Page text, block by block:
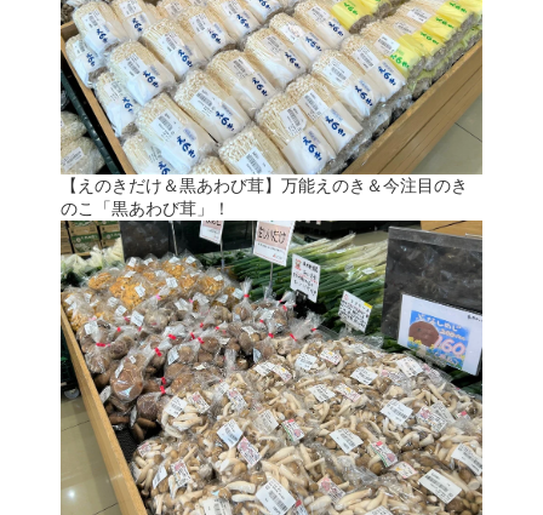
【えのきだけ＆黒あわび茸】万能えのき＆今注目のき
のこ「黒あわび茸」！